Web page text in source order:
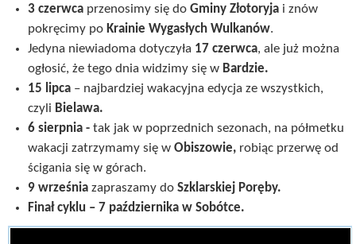
3 czerwca przenosimy się do Gminy Złotoryja i znów
pokręcimy po Krainie Wygasłych Wulkanów.
Jedyna niewiadoma dotyczyła 17 czerwca, ale już można
ogłosić, że tego dnia widzimy się w Bardzie.
15 lipca – najbardziej wakacyjna edycja ze wszystkich,
czyli Bielawa.
6 sierpnia - tak jak w poprzednich sezonach, na półmetku
wakacji zatrzymamy się w Obiszowie, robiąc przerwę od
ścigania się w górach.
9 września zapraszamy do Szklarskiej Poręby.
Finał cyklu – 7 października w Sobótce.